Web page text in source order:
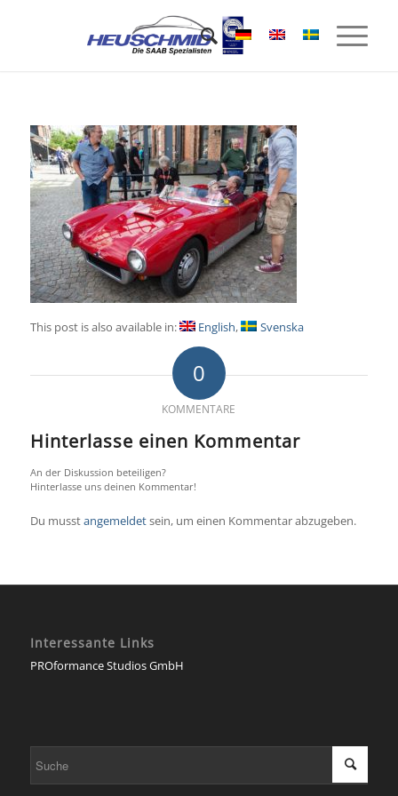
This post is also available in: English Svenska
0
KOMMENTARE
Hinterlasse einen Kommentar
An der Diskussion beteiligen?
Hinterlasse uns deinen Kommentar!
Du musstangemeldetsein, um einen Kommentar abzugeben.
Interessante Links
PROformance Studios GmbH